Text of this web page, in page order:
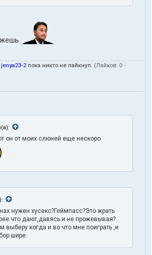
jenya23-2 пока никто не лайкнул. (Лайков: 0 ·
он от моих слюней еще нескоро
нужен хусекс?Геймпасс?Это жрать
что дают,давясь и не прожевывая?
выберу когда и во что мне поиграть ,и
шире.